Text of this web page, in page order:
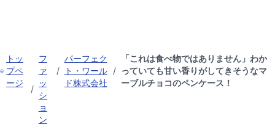
トッ
プペ
ージ
/
フ
ァ
ッ
シ
ョ
ン
/
パーフェク
ト・ワール
ド株式会社
/
「これは食べ物ではありません」わか
っていても甘い香りがしてきそうなマ
ーブルチョコのペンケース！